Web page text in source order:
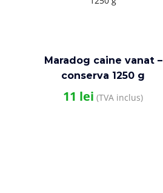
Maradog caine vanat –
conserva 1250 g
11 lei (TVA inclus)